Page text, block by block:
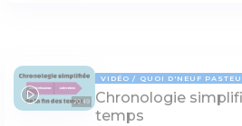
20:49
VIDÉO QUOI D'NEUF
Chronologie
temps